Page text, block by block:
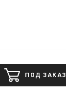
ПОД ЗАКАЗ